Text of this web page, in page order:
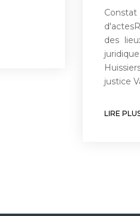
des
justice
LIRE